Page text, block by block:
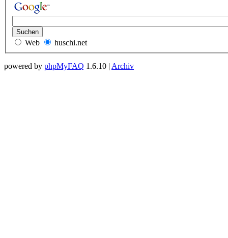
Web huschi.net
powered by phpMyFAQ 1.6.10 | Archiv